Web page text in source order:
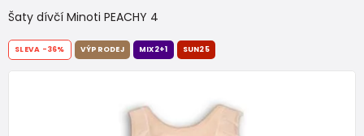
Šaty dívčí Minoti PEACHY 4
SLEVA -36% VÝPRODEJ MIX2+1 SUN25